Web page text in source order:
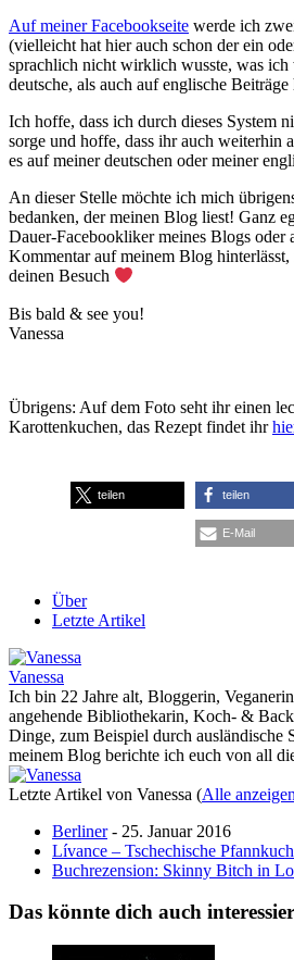
Auf meiner Facebookseite werde ich
(vielleicht hat hier auch schon der ein
sprachlich nicht wirklich wusste, was
deutsche, als auch auf englische
Ich hoffe, dass ich durch dieses System
sorge und hoffe, dass ihr auch weiterhin
es auf meiner deutschen oder meiner
An dieser Stelle möchte ich mich
bedanken, der meinen Blog liest! Ganz
Dauer-Facebookliker meines Blogs oder
Kommentar auf meinem Blog
deinen Besuch
Bis bald & see you!
Vanessa
Übrigens: Auf dem Foto seht ihr einen
Karottenkuchen, das Rezept findet ihr
teilen teilen
E-Mail
Über
Letzte Artikel
Vanessa
Ich bin 22 Jahre alt, Bloggerin,
angehende Bibliothekarin, Koch- &
Dinge, zum Beispiel durch ausländische
meinem Blog berichte ich euch von all
Letzte Artikel von Vanessa (Alle anzeigen
Berliner- 25. Januar 2016
Lívance – Tschechische
Buchrezension: Skinny Bitch in
Das könnte dich auch